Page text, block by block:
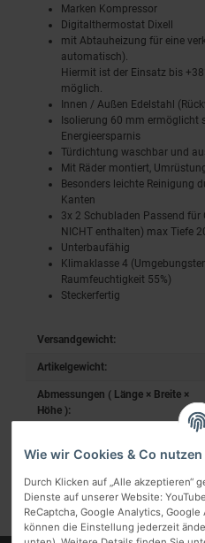
Marken Kompressor
Digitalthermostat Dixell
mit Abtauheizung für eine
automatisch).
Hiermit ist der Einsatz bis
möglich.
Innen / Außen Edelstahl
Isolierung 60 mm ermöglicht
Energieersparnis
Türdichtung waschbar und
Mit Räder montiert,
Besonders leichte Reinigung
Kanten
3x 2 Schubladen Passend für
NICHT enthalten) max Tiefe
Unterbaufähig
Klimaklasse 4
Raumfeuchtigkeit 55%)
Steckerfertig
Versandgewicht:
Artikelgewicht:
Abmessungen ( Länge × Breite ×
Höhe ):
Wie wir Cookies & Co nutzen
Durch Klicken auf „Alle akzeptieren“
Dienste auf unserer Website:
ReCaptcha, Google Analytics, Google
können die Einstellung jederzeit